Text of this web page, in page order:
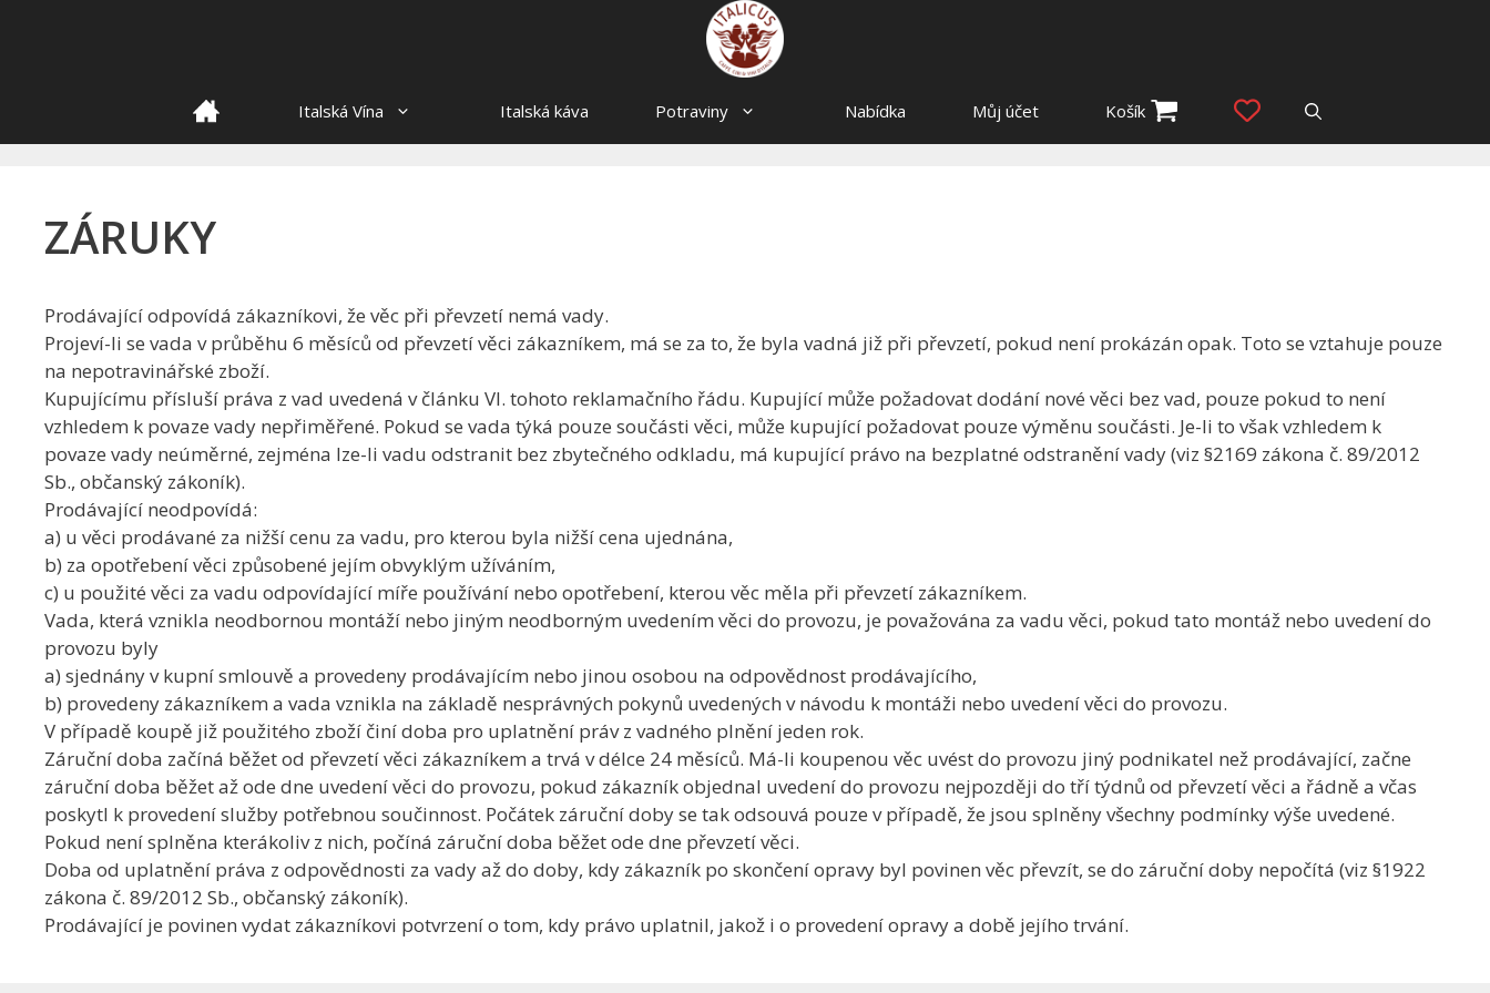
HOME Italská Vína Italská káva Potraviny Nabídka Můj účet Košík
ZÁRUKY
Prodávající odpovídá zákazníkovi, že věc při převzetí nemá vady.
Projeví-li se vada v průběhu 6 měsíců od převzetí věci zákazníkem, má se za to, že byla vadná již při převzetí, pokud není prokázán opak. Toto se vztahuje pouze
na nepotravinářské zboží.
Kupujícímu přísluší práva z vad uvedená v článku VI. tohoto reklamačního řádu. Kupující může požadovat dodání nové věci bez vad, pouze pokud to není
vzhledem k povaze vady nepřiměřené. Pokud se vada týká pouze součásti věci, může kupující požadovat pouze výměnu součásti. Je-li to však vzhledem k
povaze vady neúměrné, zejména lze-li vadu odstranit bez zbytečného odkladu, má kupující právo na bezplatné odstranění vady (viz §2169 zákona č. 89/2012
Sb., občanský zákoník).
Prodávající neodpovídá:
a) u věci prodávané za nižší cenu za vadu, pro kterou byla nižší cena ujednána,
b) za opotřebení věci způsobené jejím obvyklým užíváním,
c) u použité věci za vadu odpovídající míře používání nebo opotřebení, kterou věc měla při převzetí zákazníkem.
Vada, která vznikla neodbornou montáží nebo jiným neodborným uvedením věci do provozu, je považována za vadu věci, pokud tato montáž nebo uvedení do
provozu byly
a) sjednány v kupní smlouvě a provedeny prodávajícím nebo jinou osobou na odpovědnost prodávajícího,
b) provedeny zákazníkem a vada vznikla na základě nesprávných pokynů uvedených v návodu k montáži nebo uvedení věci do provozu.
V případě koupě již použitého zboží činí doba pro uplatnění práv z vadného plnění jeden rok.
Záruční doba začíná běžet od převzetí věci zákazníkem a trvá v délce 24 měsíců. Má-li koupenou věc uvést do provozu jiný podnikatel než prodávající, začne
záruční doba běžet až ode dne uvedení věci do provozu, pokud zákazník objednal uvedení do provozu nejpozději do tří týdnů od převzetí věci a řádně a včas
poskytl k provedení služby potřebnou součinnost. Počátek záruční doby se tak odsouvá pouze v případě, že jsou splněny všechny podmínky výše uvedené.
Pokud není splněna kterákoliv z nich, počíná záruční doba běžet ode dne převzetí věci.
Doba od uplatnění práva z odpovědnosti za vady až do doby, kdy zákazník po skončení opravy byl povinen věc převzít, se do záruční doby nepočítá (viz §1922
zákona č. 89/2012 Sb., občanský zákoník).
Prodávající je povinen vydat zákazníkovi potvrzení o tom, kdy právo uplatnil, jakož i o provedení opravy a době jejího trvání.